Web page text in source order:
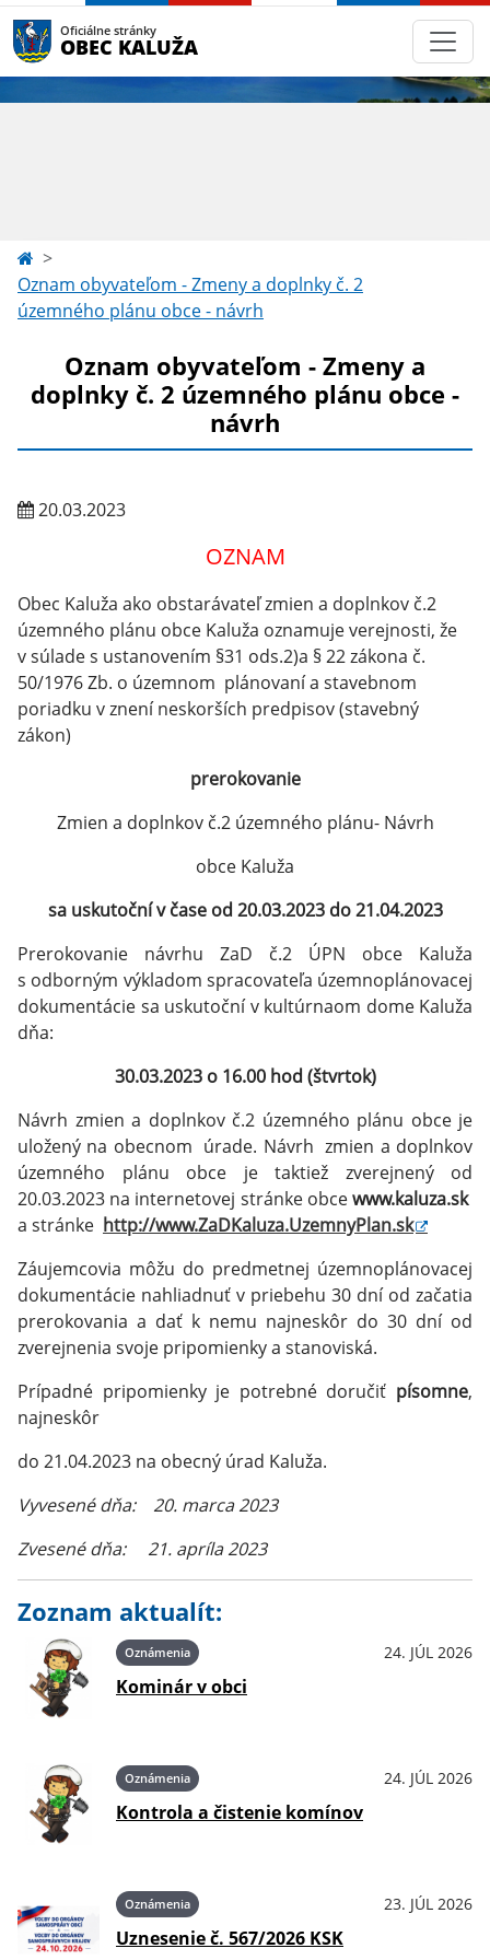
Oficiálne stránky
OBEC KALUŽA
Oznam obyvateľom - Zmeny a doplnky č. 2
územného plánu obce - návrh
Oznam obyvateľom - Zmeny a
doplnky č. 2 územného plánu obce -
návrh
20.03.2023
OZNAM
Obec Kaluža ako obstarávateľ zmien a doplnkov č.2
územného plánu obce Kaluža oznamuje verejnosti, že
v súlade s ustanovením §31 ods.2)a § 22 zákona č.
50/1976 Zb. o územnom plánovaní a stavebnom
poriadku v znení neskorších predpisov (stavebný
zákon)
prerokovanie
Zmien a doplnkov č.2 územného plánu- Návrh
obce Kaluža
sa uskutoční v čase od 20.03.2023 do 21.04.2023
Prerokovanie návrhu ZaD č.2 ÚPN obce Kaluža
s odborným výkladom spracovateľa územnoplánovacej
dokumentácie sa uskutoční v kultúrnaom dome Kaluža
dňa:
30.03.2023 o 16.00 hod (štvrtok)
Návrh zmien a doplnkov č.2 územného plánu obce je
uložený na obecnom úrade. Návrh zmien a doplnkov
územného plánu obce je taktiež zverejnený od
20.03.2023 na internetovej stránke obcewww.kaluza.sk
a stránke http://www.ZaDKaluza.UzemnyPlan.sk
Záujemcovia môžu do predmetnej územnoplánovacej
dokumentácie nahliadnuť v priebehu 30 dní od začatia
prerokovania a dať k nemu najneskôr do 30 dní od
zverejnenia svoje pripomienky a stanoviská.
Prípadné pripomienky je potrebné doručiť písomne,
najneskôr
do 21.04.2023 na obecný úrad Kaluža.
Vyvesené dňa: 20. marca 2023
Zvesené dňa: 21. apríla 2023
Zoznam aktualít:
Oznámenia 24. JÚL 2026
Kominár v obci
Oznámenia 24. JÚL 2026
Kontrola a čistenie komínov
Oznámenia 23. JÚL 2026
Uznesenie č. 567/2026 KSK